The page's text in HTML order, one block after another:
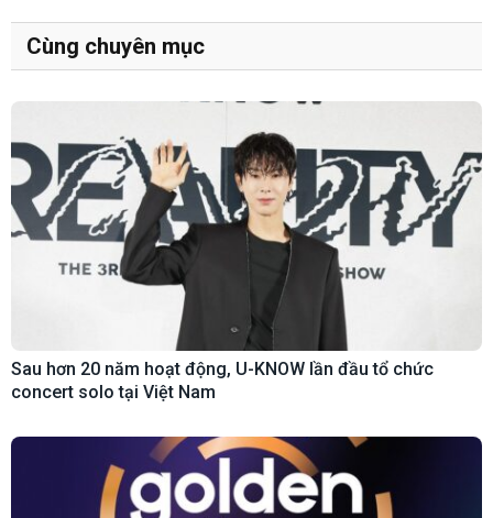
Cùng chuyên mục
Sau hơn 20 năm hoạt động, U-KNOW lần đầu tổ chức
concert solo tại Việt Nam